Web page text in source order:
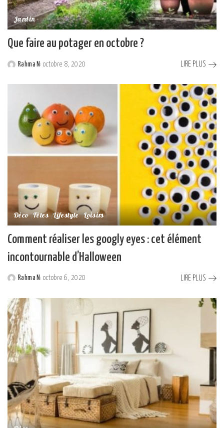
Jardin
Que faire au potager en octobre ?
Posted
Rahma N octobre 8, 2020 LIRE PLUS
Déco Fêtes Lifestyle Loisirs
Comment réaliser les googly eyes : cet élément
incontournable d’Halloween
Rahma N octobre 6, 2020 LIRE PLUS